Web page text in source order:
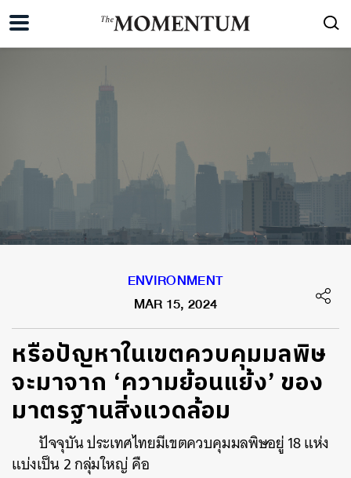
ENVIRONMENT
MAR 15, 2024
หรือปัญหาในเขตควบคุมมลพิษ
จะมาจาก ‘ความย้อนแย้ง’ ของ
มาตรฐานสิ่งแวดล้อม
ปัจจุบัน ประเทศไทยมีเขตควบคุมมลพิษอยู่ 18 แห่ง
แบ่งเป็น 2 กลุ่มใหญ่ คือ